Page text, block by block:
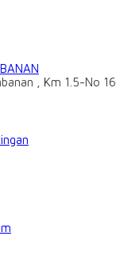
, Km 1.5-No 16